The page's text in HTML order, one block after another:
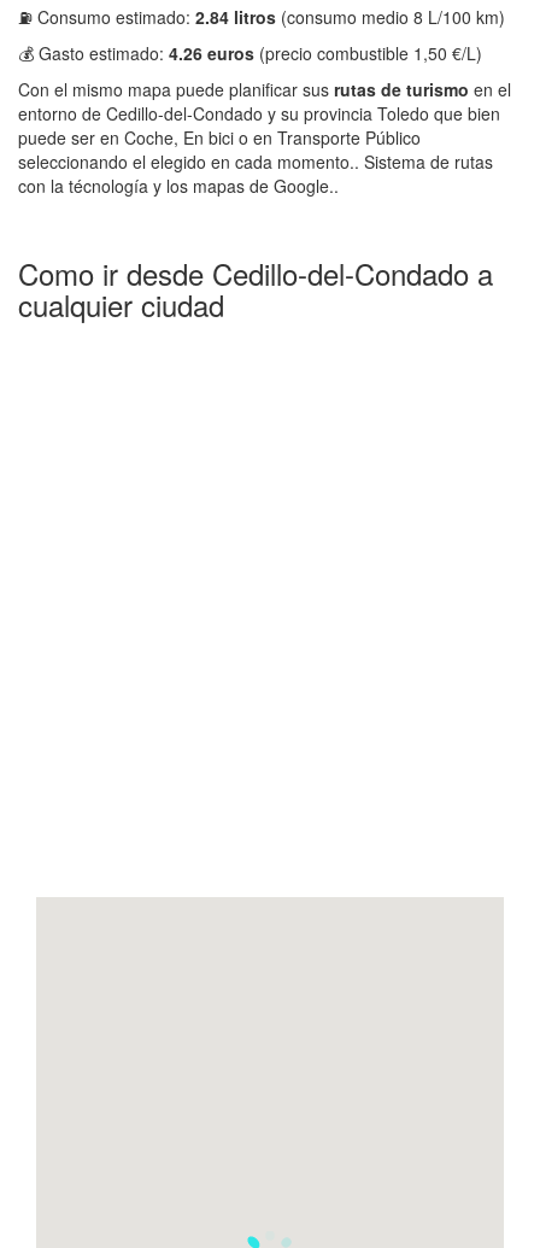
⛽ Consumo estimado: 2.84 litros (consumo medio 8 L/100 km)
💰 Gasto estimado: 4.26 euros (precio combustible 1,50 €/L)
Con el mismo mapa puede planificar sus rutas de turismo en el
entorno de Cedillo-del-Condado y su provincia Toledo que bien
puede ser en Coche, En bici o en Transporte Público
seleccionando el elegido en cada momento.. Sistema de rutas
con la técnología y los mapas de Google..
Como ir desde Cedillo-del-Condado a
cualquier ciudad